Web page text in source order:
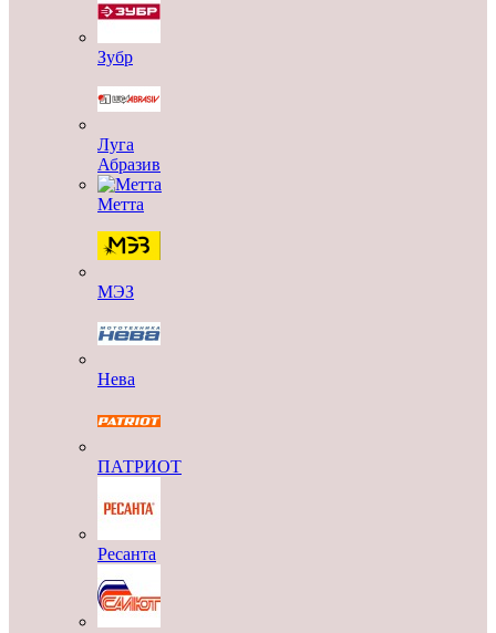
Зубр
Луга
Абразив
Метта
МЭЗ
Нева
ПАТРИОТ
Ресанта